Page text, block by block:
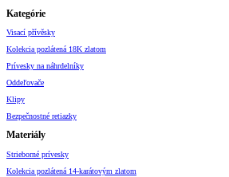
Kategórie
Visací přívěsky
Kolekcia pozlátená 18K zlatom
Prívesky na náhrdelníky
Oddeľovače
Klipy
Bezpečnostné retiazky
Materiály
Strieborné prívesky
Kolekcia pozlátená 14-karátovým zlatom